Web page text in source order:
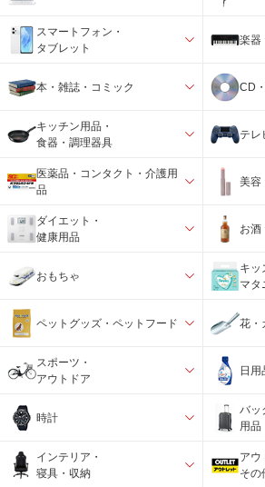
スマートフォン・
タブレット
楽器
本・雑誌・コミック CD
キッチン用品・
食器・調理器具
テレ
医薬品・コンタクト・介護用
品
美容
ダイエット・
健康用品
お酒
おもちゃ
キッ
マタ
ペットグッズ・ペットフード 花・
スポーツ・
アウトドア
日
時計
バッ
用品
インテリア・
寝具・収納
アウ
その